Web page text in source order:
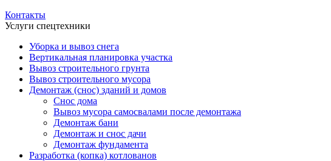
Контакты
Услуги спецтехники
Уборка и вывоз снега
Вертикальная планировка участка
Вывоз строительного грунта
Вывоз строительного мусора
Демонтаж (снос) зданий и домов
Снос дома
Вывоз мусора самосвалами после демонтажа
Демонтаж бани
Демонтаж и снос дачи
Демонтаж фундамента
Разработка (копка) котлованов